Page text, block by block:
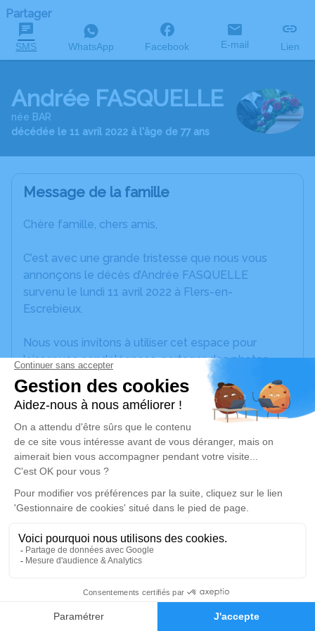
Faire-part Hommages
Partager
SMS WhatsApp Facebook E-mail Lien
Andrée FASQUELLE
née BAR
décédée le 11 avril 2022 à l'âge de 77 ans
Message de la famille
Chère famille, chers amis,
C’est avec une grande tristesse que nous vous
annonçons le décès d’Andrée FASQUELLE
survenu le lundi 11 avril 2022 à Flers-en-
Escrebieux.
Nous vous invitons à utiliser cet espace pour
laisser vos condoléances, partager des photos
souvenirs, une anecdote ou exprimer vos pensées
à travers des poèmes ou des textes. Cet endroit
est un lieu d'expression dédié à honorer la
mémoire d’Andrée FASQUELLE.
Un service de plantation d’arbre hommage est
disponible ici.
Je rends hommage
Cérémonie religieuse
Église de Râches